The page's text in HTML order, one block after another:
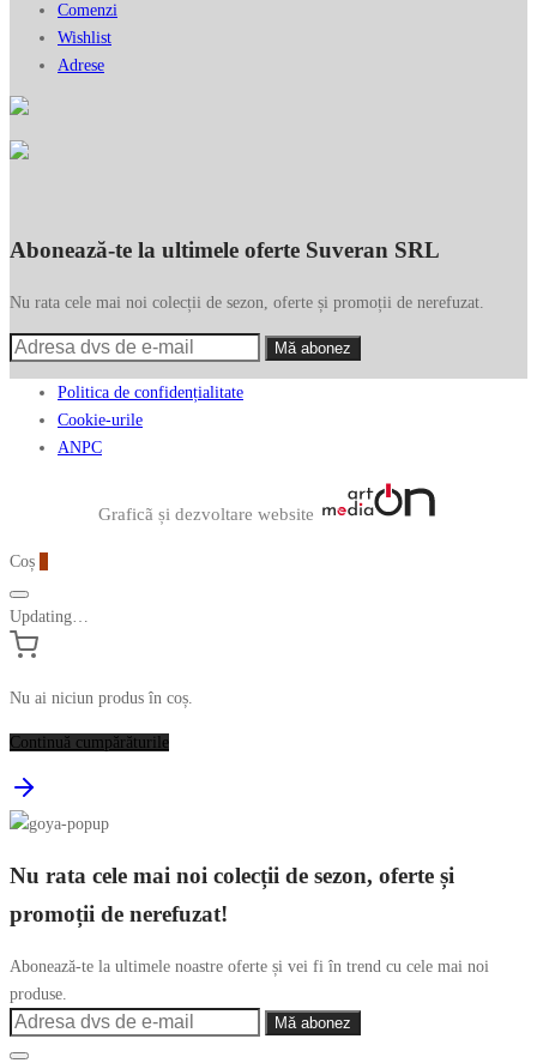
Comenzi
Wishlist
Adrese
Abonează-te la ultimele oferte Suveran SRL
Nu rata cele mai noi colecții de sezon, oferte și promoții de nerefuzat.
Politica de confidențialitate
Cookie-urile
ANPC
Graficã și dezvoltare website
Coș
Updating…
Nu ai niciun produs în coș.
Continuă cumpărăturile
Nu rata cele mai noi colecții de sezon, oferte și
promoții de nerefuzat!
Abonează-te la ultimele noastre oferte și vei fi în trend cu cele mai noi
produse.